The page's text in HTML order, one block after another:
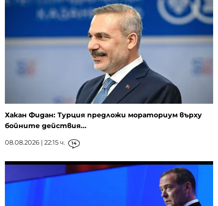
Хакан Фидан: Турция предложи мораториум върху
бойните действия...
08.08.2026 | 22:15 ч. 14